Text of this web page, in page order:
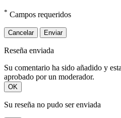
* Campos requeridos
Cancelar Enviar
Reseña enviada
Su comentario ha sido añadido y
aprobado por un moderador.
OK
Su reseña no pudo ser enviada